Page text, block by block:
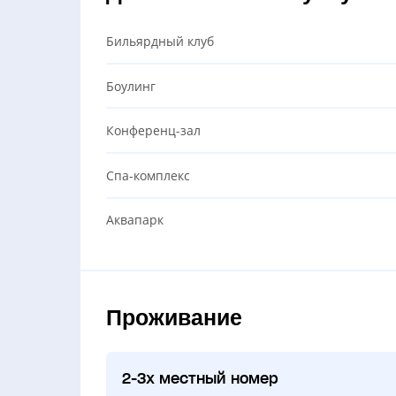
Бильярдный клуб
Боулинг
Конференц-зал
Спа-комплекс
Аквапарк
Проживание
2-3х местный номер